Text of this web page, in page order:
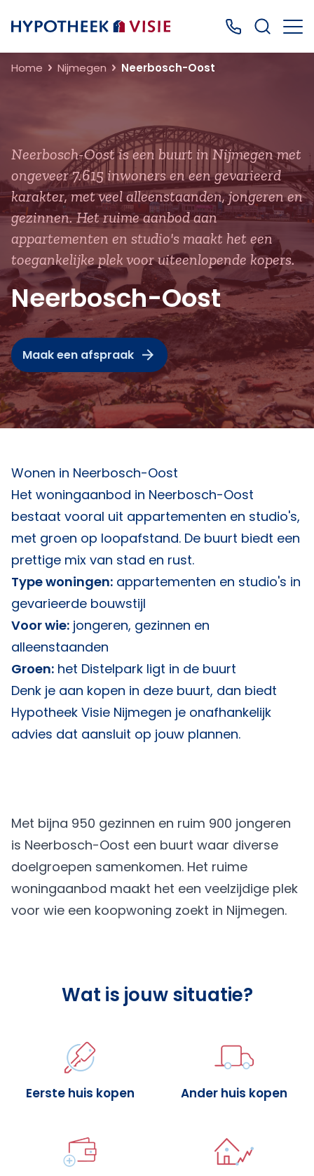
Terug naar home Bel ons: 0499
Home Nijmegen Neerbosch-Oost
Neerbosch-Oost is een buurt in Nijmegen met
ongeveer 7.615 inwoners en een gevarieerd
karakter, met veel alleenstaanden, jongeren en
gezinnen. Het ruime aanbod aan
appartementen en studio's maakt het een
toegankelijke plek voor uiteenlopende kopers.
Neerbosch-Oost
Maak een afspraak
Wonen in Neerbosch-Oost
Het woningaanbod in Neerbosch-Oost
bestaat vooral uit appartementen en studio's,
met groen op loopafstand. De buurt biedt een
prettige mix van stad en rust.
Type woningen: appartementen en studio's in
gevarieerde bouwstijl
Voor wie: jongeren, gezinnen en
alleenstaanden
Groen: het Distelpark ligt in de buurt
Denk je aan kopen in deze buurt, dan biedt
Hypotheek Visie Nijmegen je onafhankelijk
advies dat aansluit op jouw plannen.
Met bijna 950 gezinnen en ruim 900 jongeren
is Neerbosch-Oost een buurt waar diverse
doelgroepen samenkomen. Het ruime
woningaanbod maakt het een veelzijdige plek
voor wie een koopwoning zoekt in Nijmegen.
Wat is jouw situatie?
Eerste huis kopen Ander huis kopen